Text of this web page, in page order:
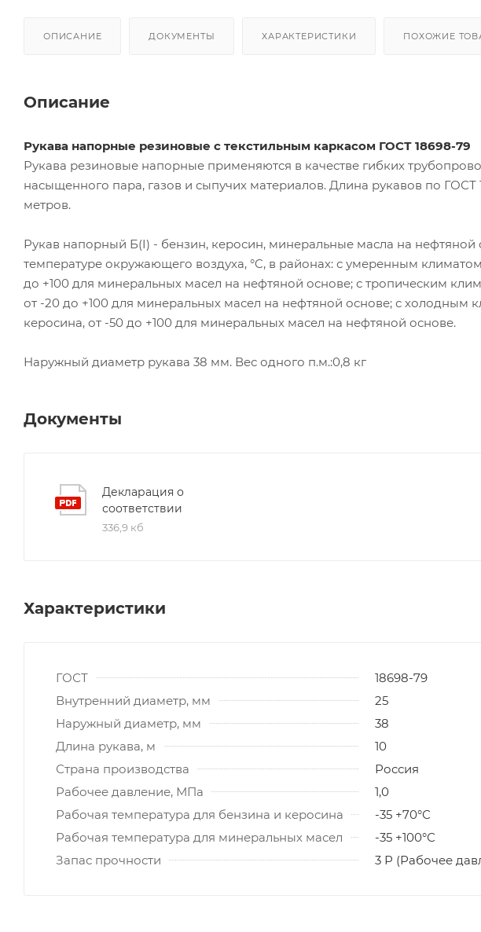
ОПИСАНИЕ ДОКУМЕНТЫ ХАРАКТЕРИСТИКИ ПОХОЖИЕ
Описание
Рукава напорные резиновые с текстильным каркасом ГОСТ 18698-79
Рукава резиновые напорные применяются в качестве гибких
насыщенного пара, газов и сыпучих материалов. Длина рукавов по ГОСТ
метров.
Рукав напорный Б(I) - бензин, керосин, минеральные масла на нефтяной
температуре окружающего воздуха, °C, в районах: с умеренным
до +100 для минеральных масел на нефтяной основе; с тропическим
от -20 до +100 для минеральных масел на нефтяной основе; с холодным
керосина, от -50 до +100 для минеральных масел на нефтяной основе.
Наружный диаметр рукава 38 мм. Вес одного п.м.:0,8 кг
Документы
Декларация о
соответствии
336,9 кб
Характеристики
ГОСТ
18698-79
Внутренний диаметр, мм
25
Наружный диаметр, мм
38
Длина рукава, м
10
Страна производства
Россия
Рабочее давление, МПа
1,0
Рабочая температура для бензина и керосина
-35 +70°С
Рабочая температура для минеральных масел
-35 +100°С
Запас прочности
3 Р (Рабочее